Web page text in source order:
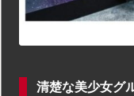
清楚な美少女グ